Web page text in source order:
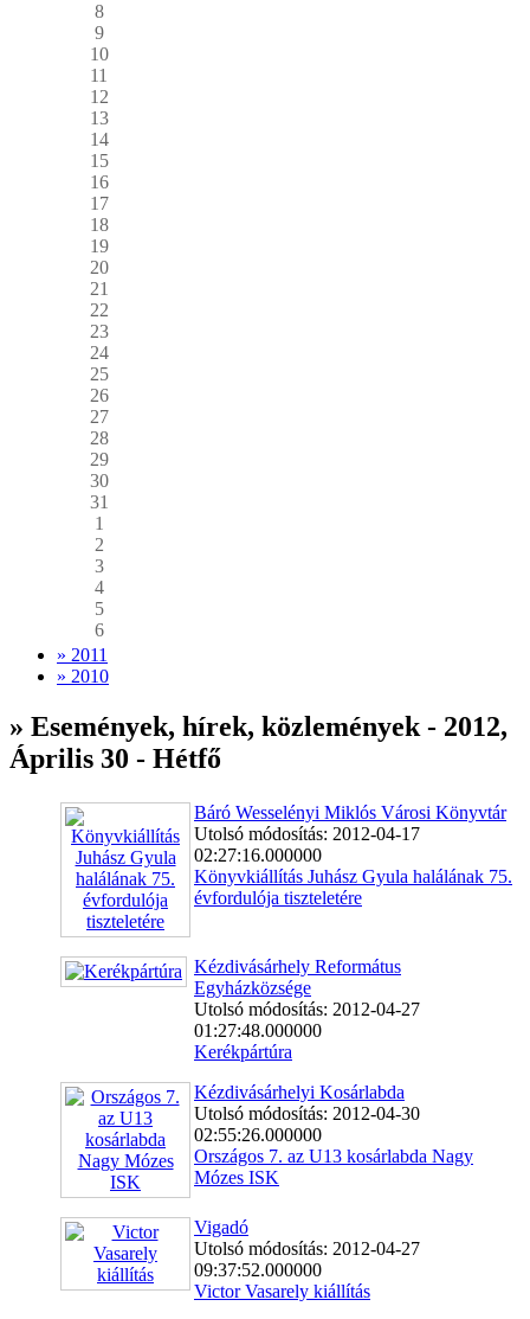
8
9
10
11
12
13
14
15
16
17
18
19
20
21
22
23
24
25
26
27
28
29
30
31
1
2
3
4
5
6
» 2011
» 2010
» Események, hírek, közlemények - 2012,
Április 30 - Hétfő
Báró Wesselényi Miklós Városi Könyvtár
Utolsó módosítás: 2012-04-17
02:27:16.000000
Könyvkiállítás Juhász Gyula halálának 75.
évfordulója tiszteletére
Kézdivásárhely Református
Egyházközsége
Utolsó módosítás: 2012-04-27
01:27:48.000000
Kerékpártúra
Kézdivásárhelyi Kosárlabda
Utolsó módosítás: 2012-04-30
02:55:26.000000
Országos 7. az U13 kosárlabda Nagy
Mózes ISK
Vigadó
Utolsó módosítás: 2012-04-27
09:37:52.000000
Victor Vasarely kiállítás